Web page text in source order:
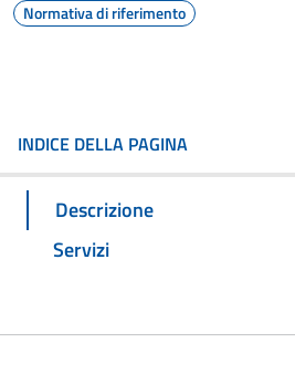
Normativa di riferimento
INDICE DELLA PAGINA
Descrizione
Servizi